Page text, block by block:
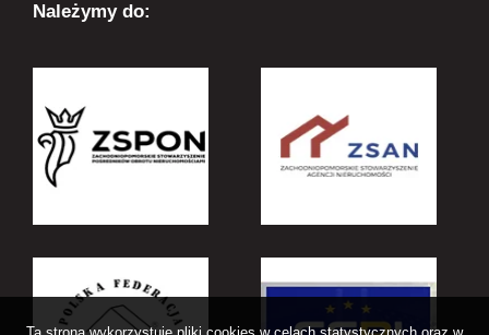
Należymy do: